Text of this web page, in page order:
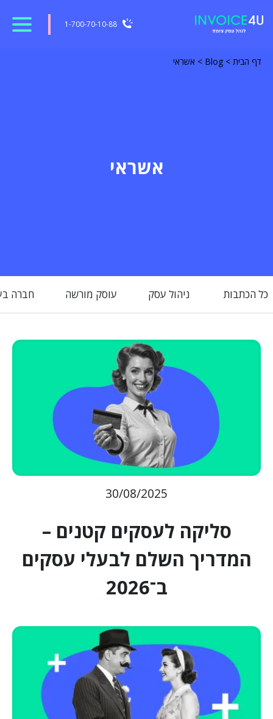
1-700-70-10-88
דף הבית >
Blog
> אשראי
אשראי
כל הכתבות ניהול עסק עוסק מורשה חברה
30/08/2025
סליקה לעסקים קטנים –
המדריך השלם לבעלי עסקים
ב־2026